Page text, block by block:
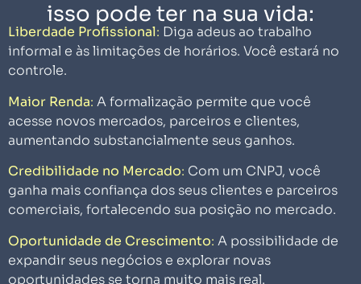
isso pode ter na sua vida:
Liberdade Profissional: Diga adeus ao trabalho
informal e às limitações de horários. Você estará no
controle.
Maior Renda: A formalização permite que você
acesse novos mercados, parceiros e clientes,
aumentando substancialmente seus ganhos.
Credibilidade no Mercado: Com um CNPJ, você
ganha mais confiança dos seus clientes e parceiros
comerciais, fortalecendo sua posição no mercado.
Oportunidade de Crescimento: A possibilidade de
expandir seus negócios e explorar novas
oportunidades se torna muito mais real.